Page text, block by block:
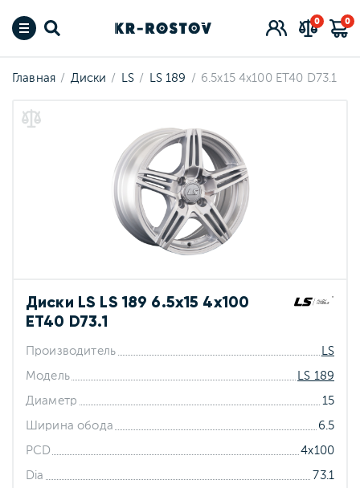
0 0
Главная Диски LS LS 189 6.5x15 4x100 ET40 D73.1
Диски LS LS 189 6.5x15 4x100
ET40 D73.1
Производитель LS
Модель LS 189
Диаметр 15
Ширина обода 6.5
PCD 4x100
Dia 73.1